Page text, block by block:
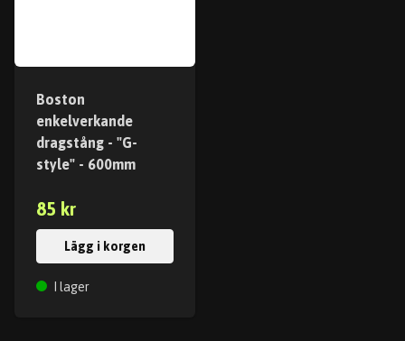
Boston
enkelverkande
dragstång - "G-
style" - 600mm
85 kr
Lägg i korgen
I lager